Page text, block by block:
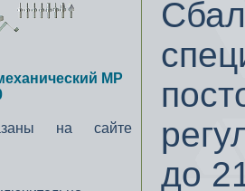
MP
на сайте
до